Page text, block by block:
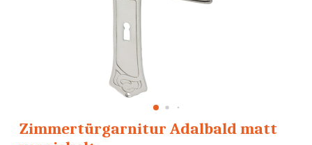
Zimmertürgarnitur Adalbald matt